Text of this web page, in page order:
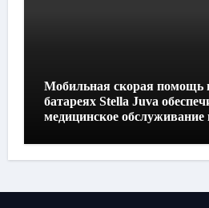
Мобильная скорая помощь
батареях Stella Juva
медицинское обслуживание